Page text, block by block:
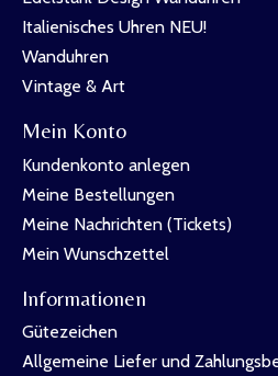
Italienisches Uhren NEU!
Wanduhren
Vintage & Art
Mein Konto
Kundenkonto anlegen
Meine Bestellungen
Meine Nachrichten (Tickets)
Mein Wunschzettel
Informationen
Gütezeichen
Allgemeine Liefer und